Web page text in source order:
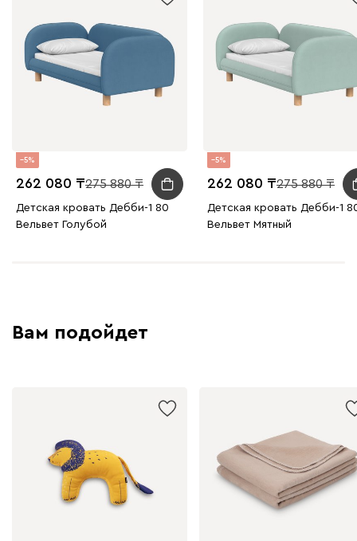
5
262 080 275 880
Детская кровать Дебби-1 80
Вельвет Голубой
5
262 080 275 880
Детская кровать Дебби-1
Вельвет Мятный
Вам подойдет